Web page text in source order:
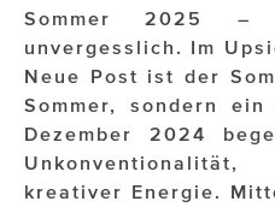
GymBeam
Impressionisten
JOHANN STRAUSS –
JOOLZ
Sommer 2025 –
unvergesslich. Im
Neue Post ist der
Sommer, sondern
Dezember 2024
kreativer Energie.